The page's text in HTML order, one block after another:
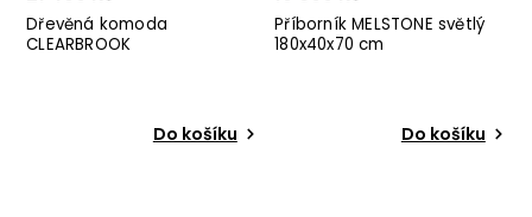
Dřevěná komoda
CLEARBROOK
Do košíku
Příborník MELSTONE světlý
180x40x70 cm
Do košíku